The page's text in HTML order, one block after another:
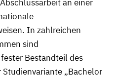
an einer
In zahlreichen
sind
Bestandteil des
„Bachelor